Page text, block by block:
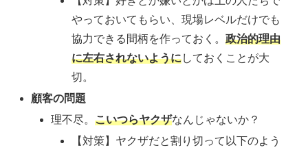
やっておいてもらい、現場レベルだけでも
協力できる間柄を作っておく。 政治的理由
に左右されないようにしておくことが大
切。
顧客の問題
理不尽。こいつらヤクザなんじゃないか？
【対策】ヤクザだと割り切って以下のよう